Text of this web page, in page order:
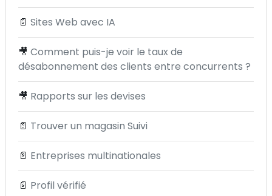
📄 Sites Web avec IA
🎥 Comment puis-je voir le taux de
désabonnement des clients entre concurrents ?
🎥 Rapports sur les devises
📄 Trouver un magasin Suivi
📄 Entreprises multinationales
📄 Profil vérifié